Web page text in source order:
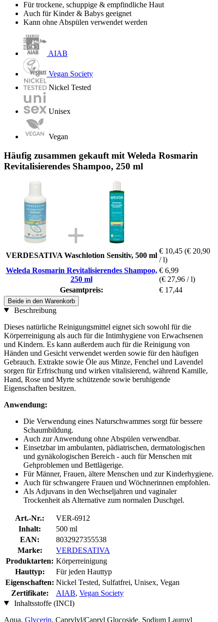
Für trockene, schuppige & empfindliche Haut
Auch für Kinder & Babys geeignet
Kann ohne Abspülen verwendet werden
AIAB
Vegan Society
Nickel Tested
Unisex
Vegan
Häufig zusammen gekauft mit Weleda Rosmarin
Revitalisierendes Shampoo, 250 ml
VERDESATIVA Waschlotion Sensitiv, 500 ml
€ 10,45 (€ 20,90
/ l)
Weleda Rosmarin Revitalisierendes Shampoo,
250 ml
€ 6,99
(€ 27,96 / l)
Gesamtpreis:
€ 17,44
Beide in den Warenkorb
Beschreibung
Dieses natürliche Reinigungsmittel eignet sich sowohl für die
Körperreinigung als auch für die Intimhygiene von Erwachsenen
und Kindern. Es kann außerdem auch für die Reinigung von
Händen und Gesicht verwendet werden sowie für den häufigen
Gebrauch. Extrakte sowie Öle aus Minze, Fenchel und Lavendel
sorgen für Erfrischung und wirken vitalisierend, während Kamille,
Hand, Rose und Myrte schützende sowie beruhigende
Eigenschaften besitzen.
Anwendung:
Die Verwendung eines Naturschwammes sorgt für bessere
Schaumbildung.
Auch zur Anwendung ohne Abspülen verwendbar.
Einsetzbar im ambulanten, pädiatrischen, dermatologischen
und gynäkologischen Bereich - auch für Menschen mit
Gehproblemen und Bettlägerige.
Für Männer, Frauen, ältere Menschen und zur Kinderhygiene.
Auch für schwangere Frauen und Wöchnerinnen empfohlen.
Als Adjuvans in den Wechseljahren und vaginaler
Trockenheit als Alternative zum normalen Duschgel.
Art.-Nr.:
VER-6912
Inhalt:
500 ml
EAN:
8032927355538
Marke:
VERDESATIVA
Produktarten: Körperreinigung
Hauttyp:
Für jeden Hauttyp
Eigenschaften: Nickel Tested, Sulfatfrei, Unisex, Vegan
Zertifikate:
AIAB, Vegan Society
Inhaltsstoffe (INCI)
Aqua, Glycerin, Caprylyl/Capryl Glucoside, Sodium Lauroyl